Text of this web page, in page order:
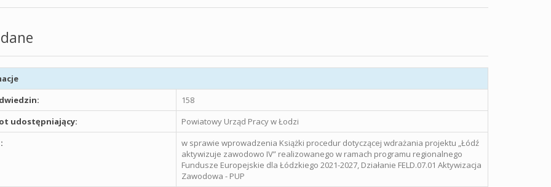
158
udostępniający:
Powiatowy Urząd Pracy w Łodzi
w sprawie wprowadzenia Książki procedur dotyczącej wdrażania projektu „Łódź
aktywizuje zawodowo IV” realizowanego w ramach programu regionalnego
Fundusze Europejskie dla Łódzkiego 2021-2027, Działanie FELD.07.01 Aktywizacja
Zawodowa - PUP